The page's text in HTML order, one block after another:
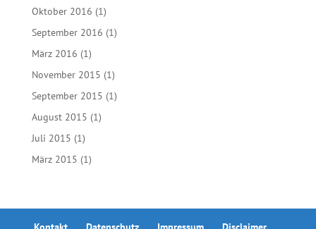
Oktober 2016 (1)
September 2016 (1)
März 2016 (1)
November 2015 (1)
September 2015 (1)
August 2015 (1)
Juli 2015 (1)
März 2015 (1)